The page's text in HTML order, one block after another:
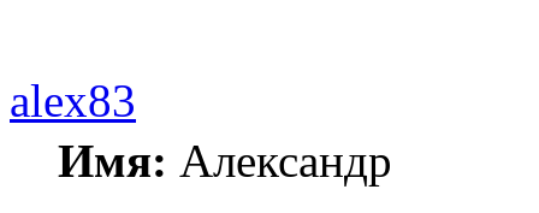
alex83
Имя: Александр